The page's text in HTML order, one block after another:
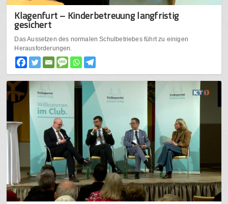
Klagenfurt – Kinderbetreuung langfristig
gesichert
Das Aussetzen des normalen Schulbetriebes führt zu einigen
Herausforderungen.